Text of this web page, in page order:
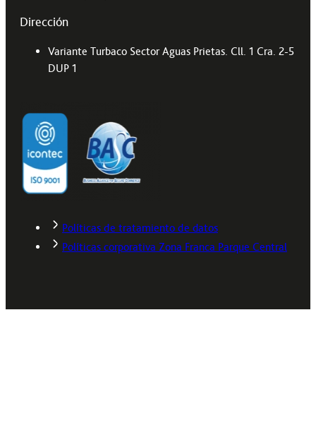
Dirección
Variante Turbaco Sector Aguas Prietas. Cll. 1 Cra. 2-5
DUP 1
Políticas de tratamiento de datos
Políticas corporativa Zona Franca Parque Central